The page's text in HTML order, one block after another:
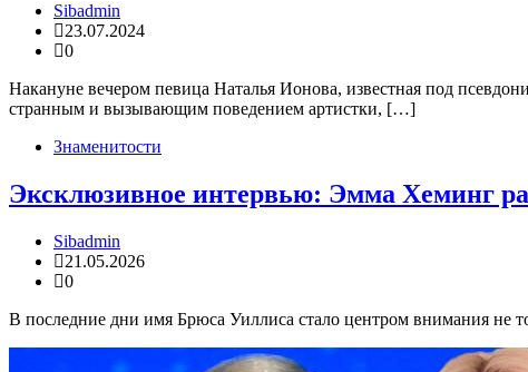
Sibadmin
23.07.2024
0
Накануне вечером певица Наталья Ионова, известная под
странным и вызывающим поведением артистки, […]
Знаменитости
Эксклюзивное интервью: Эмма Хеминг
Sibadmin
21.05.2026
0
В последние дни имя Брюса Уиллиса стало центром внимания не